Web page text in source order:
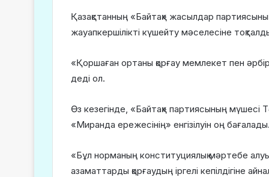
Қазақстанның «Байтақ» жасылдар
жауапкершілікті күшейту мәселесіне
«Қоршаған ортаны қорғау мемлекет пен
деді ол.
Өз кезегінде, «Байтақ» партиясының мүшесі
«Миранда ережесінің» енгізілуін оң бағалады.
«Бұл норманың конституциялық мәртебе алуы
азаматтарды қорғаудың іргелі кепілдігіне